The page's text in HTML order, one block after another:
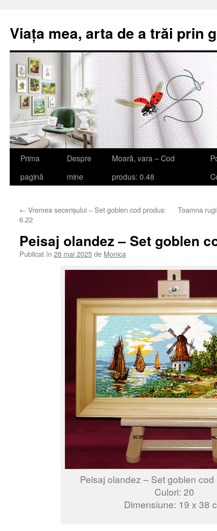
Viața mea, arta de a trăi prin
Sari
Prima
pagină
Despre
mine
Moară, vara – Cod
produs: 0.48
← Vremea secerișului – Set goblen cod produs:
6.22
Toamna
Peisaj olandez – Set goblen
Publicat în 28 mai 2025de Monica
Peisaj olandez – Set goblen
Culori: 20
Dimensiune: 19 x 38